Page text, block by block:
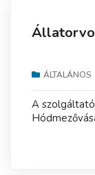
ÁLTALÁNOS
A